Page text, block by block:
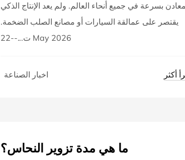
بسرعة في جميع أنحاء العالم. ولم يعد الإنتاج الذكي
يقتصر على عمالقة السيارات أو مصانع الصلب الضخمة.
ت...--22 May 2026
اخبار الصناعة أكثر
ما هي مدة تزوير النحاس؟